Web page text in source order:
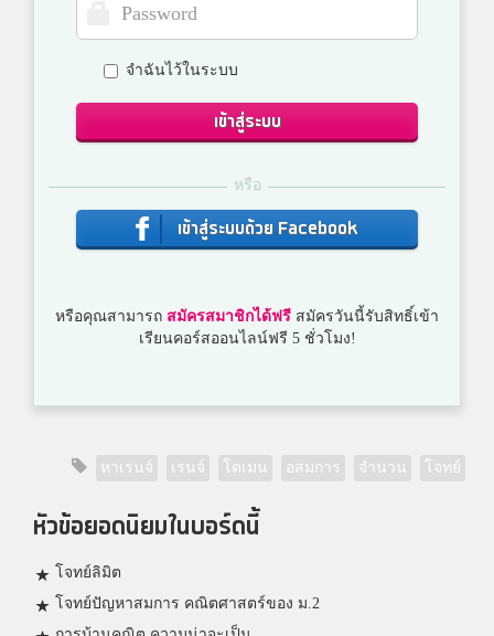
จำฉันไว้ในระบบ
เข้าสู่ระบบ
หรือ
เข้าสู่ระบบด้วย Facebook
หรือคุณสามารถ สมัครสมาชิกได้ฟรี สมัครวันนี้รับสิทธิ์เข้า
เรียนคอร์สออนไลน์ฟรี 5 ชั่วโมง!
หาเรนจ์ เรนจ์ โดเมน อสมการ จำนวน โจทย์
หัวข้อยอดนิยมในบอร์ดนี้
โจทย์ลิมิต
โจทย์ปัญหาสมการ คณิตศาสตร์ของ ม.2